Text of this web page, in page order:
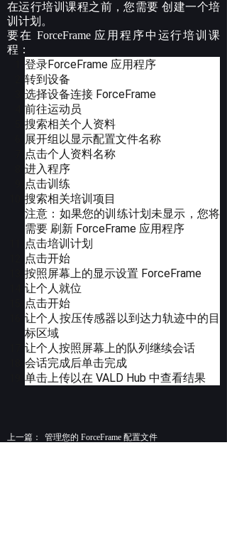
在运行培训课程之前，您需要 创建一个培
训计划。
要在 ForceFrame 应用程序中运行培训课
程：
登录ForceFrame 应用程序
转到设备
选择设备连接 ForceFrame
前往运动员
搜索相关个人资料
展开组以显示配置文件名称
点击个人资料名称
进入程序
点击训练
搜索相关培训项目
注意：如果您的训练计划未显示，您将
需要 刷新 ForceFrame 应用程序
点击培训计划
点击开始
按照屏幕上的显示设置 ForceFrame
让个人就位
点击开始
让个人按压传感器以到达力轨迹中的目
标区域
让个人按照屏幕上的队列继续会话
会话完成后单击完成
单击上传以在 VALD Hub 中查看结果
上一篇：
管理您的 ForceFrame 配置文件